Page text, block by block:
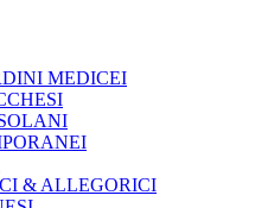
MEDICEI
& ALLEGORICI